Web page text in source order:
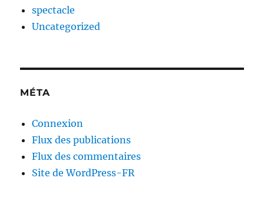
spectacle
Uncategorized
MÉTA
Connexion
Flux des publications
Flux des commentaires
Site de WordPress-FR